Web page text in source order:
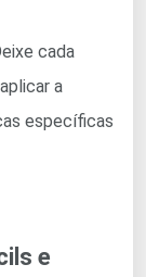
cada
a
específicas
e